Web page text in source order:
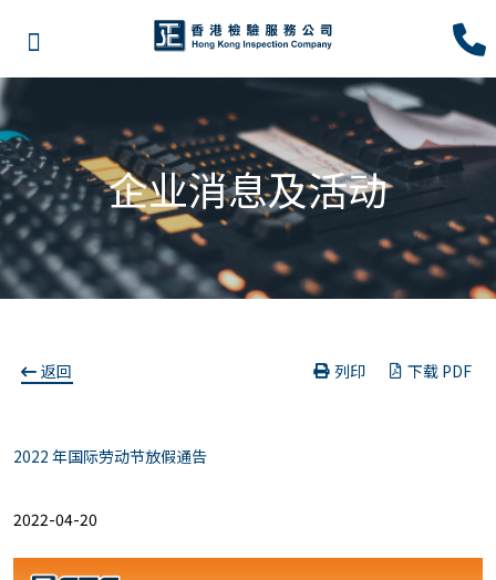
企业消息及活动
返回 列印 下载 PDF
2022 年国际劳动节放假通告
2022-04-20